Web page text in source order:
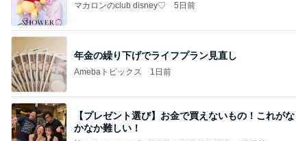
マカロンのclub disney♡ 5日前
年金の繰り下げでライフプラン見直し
Amebaトピックス 1日前
【プレゼント選び】お金で買えないもの！これがな
かなか難しい！